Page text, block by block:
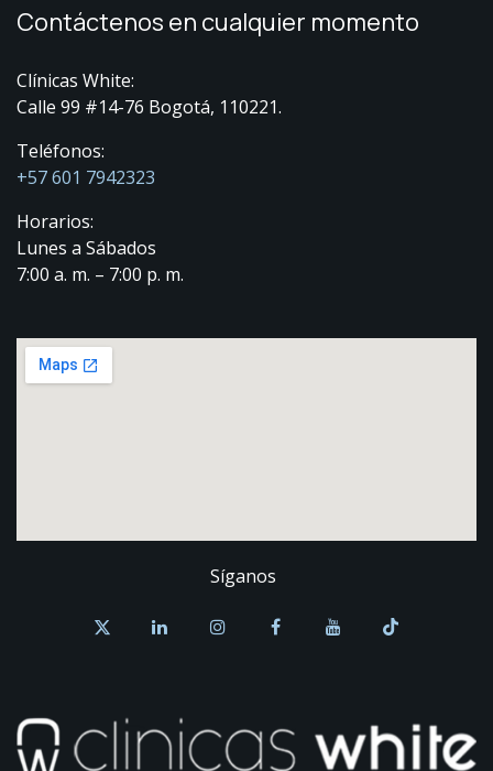
Contáctenos en cualquier momento
Clínicas White:
Calle 99 #14-76 Bogotá, 110221.
Teléfonos:
+57 601 7942323
Horarios:
Lunes a Sábados
7:00 a. m. – 7:00 p. m.
Síganos